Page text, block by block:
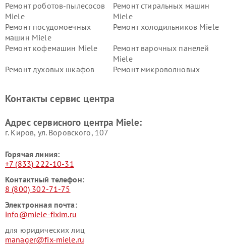
Ремонт роботов-пылесосов
Miele
Ремонт стиральных машин
Miele
Ремонт посудомоечных
машин Miele
Ремонт холодильников Miele
Ремонт кофемашин Miele
Ремонт варочных панелей
Miele
Ремонт духовых шкафов
Ремонт микроволновых
Miele
Miele
пылесосов Miele
Контакты сервис центра
Адрес сервисного центра Miele:
г. Киров, ул. Воровского, 107
Горячая линия:
+7 (833) 222-10-31
Контактный телефон:
8 (800) 302-71-75
Электронная почта:
info@miele-fixim.ru
для юридических лиц
manager@fix-miele.ru